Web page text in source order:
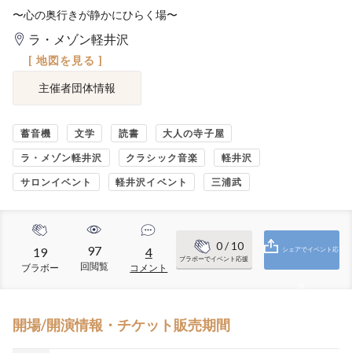
〜心の奥行きが静かにひらく場〜
ラ・メゾン軽井沢
[ 地図を見る ]
主催者団体情報
蓄音機 文学 読書 大人の寺子屋
ラ・メゾン軽井沢 クラシック音楽 軽井沢
サロンイベント 軽井沢イベント 三浦武
19
ブラボー
97
回閲覧
4
コメント
0/ 10
ブラボーでイベント応援
シェアでイベント応
開場/開演情報・チケット販売期間